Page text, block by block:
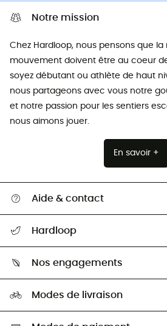
Notre mission
Chez Hardloop, nous pensons que la
mouvement doivent être au coeur
soyez débutant ou athlète de haut
nous partageons avec vous notre
et notre passion pour les sentiers
nous aimons jouer.
En savoir +
Aide & contact
Retour & remboursement
Guide des tailles
Seconde Main
Aide & Contact
Hardloop
HardGuides
Nos engagements
Sélection éco-responsable
Modes de livraison